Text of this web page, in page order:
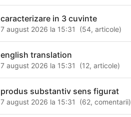
caracterizare in 3 cuvinte
7 august 2026 la 15:31 (54,articole)
english translation
7 august 2026 la 15:31 (12,articole)
produs substantiv sens figurat
7 august 2026 la 15:31 (62,comentarii)